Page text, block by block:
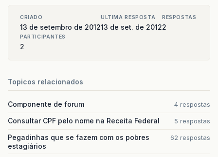
CRIADO
13 de setembro de 2012
ULTIMA RESPOSTA
13 de set. de 2012
RESPOSTAS
2
PARTICIPANTES
2
Topicos relacionados
Componente de forum 4 respostas
Consultar CPF pelo nome na Receita Federal 5 respostas
Pegadinhas que se fazem com os pobres
estagiários
62 respostas